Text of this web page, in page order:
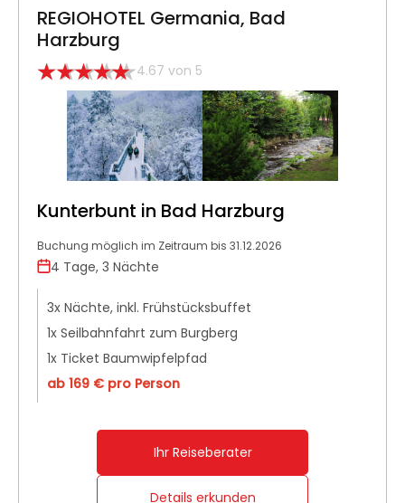
REGIOHOTEL Germania, Bad
Harzburg
4.67 von 5
Kunterbunt in Bad Harzburg
Buchung möglich im Zeitraum bis 31.12.2026
4 Tage, 3 Nächte
3x Nächte, inkl. Frühstücksbuffet
1x Seilbahnfahrt zum Burgberg
1x Ticket Baumwipfelpfad
ab 169 € pro Person
Ihr Reiseberater
Details erkunden